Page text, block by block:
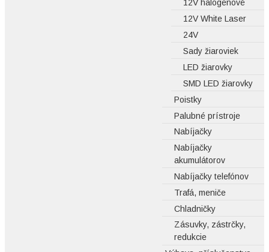
12V halogenové
12V White Laser
24V
Sady žiaroviek
LED žiarovky
SMD LED žiarovky
Poistky
Palubné prístroje
Nabíjačky
Nabíjačky
akumulátorov
Nabíjačky telefónov
Trafá, meniče
Chladničky
Zásuvky, zástrčky,
redukcie